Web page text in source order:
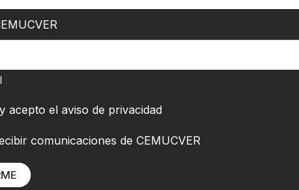
acepto elaviso de privacidad
comunicaciones de CEMUCVER